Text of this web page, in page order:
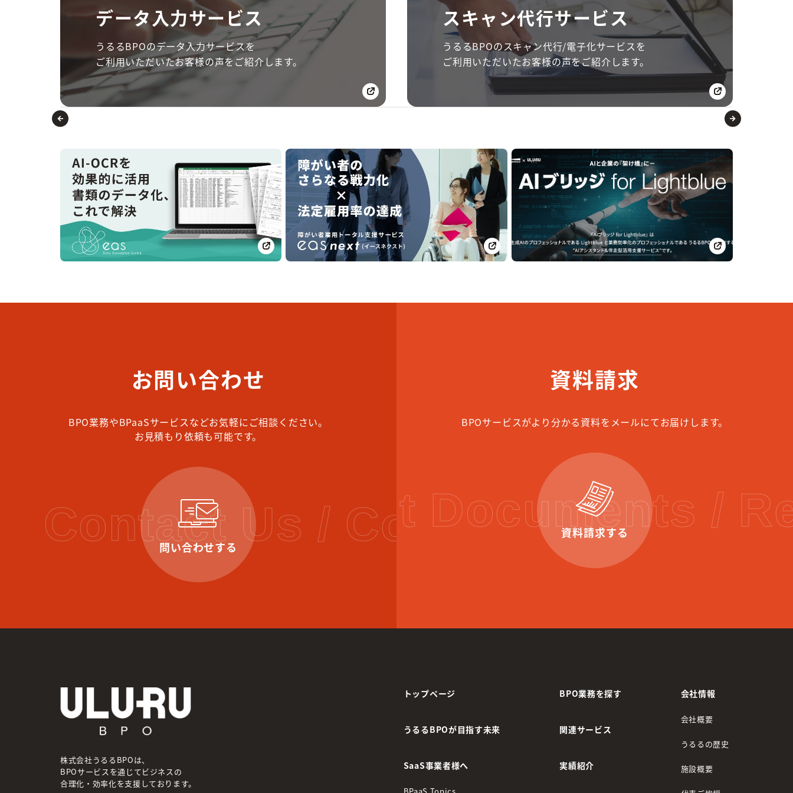
データ入力サービス
うるるBPOのデータ入力サービスを
ご利用いただいたお客様の声をご紹介します。
スキャン代行サービス
うるるBPOのスキャン代行/電子化サービスを
ご利用いただいたお客様の声をご紹介します。
お問い合わせ
BPO業務やBPaaSサービスなどお気軽にご相談ください。
お見積もり依頼も可能です。
Contact Us / Contact Us
問い合わせする
資料請求
BPOサービスがより分かる資料をメールにてお届けします。
Request Documents /
資料請求する
株式会社うるるBPOは、
BPOサービスを通じてビジネスの
合理化・効率化を支援しております。
トップページ
うるるBPOが目指す未来
SaaS事業者様へ
BPO業務を探す
関連サービス
実績紹介
会社情報
会社概要
うるるの歴史
施設概要